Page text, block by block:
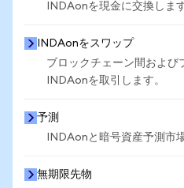
INDAonを現金に交換します
INDAonをスワップ
ブロックチェーン間および
INDAonを取引します。
予測
INDAonと暗号資産予測市
無期限先物